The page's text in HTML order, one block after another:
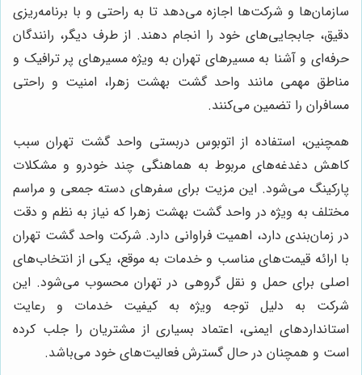
سازمان‌ها و شرکت‌ها اجازه می‌دهد تا به راحتی و با برنامه‌ریزی
دقیق، جابجایی‌های خود را انجام دهند. از طرف دیگر، رانندگان
حرفه‌ای و آشنا به مسیرهای تهران به ویژه مسیرهای پر ترافیک و
مناطق مهمی مانند واحد گشت بهشت زهرا، امنیت و راحتی
مسافران را تضمین می‌کنند.
همچنین، استفاده از اتوبوس دربستی واحد گشت تهران سبب
کاهش دغدغه‌های مربوط به هماهنگی چند خودرو و مشکلات
پارکینگ می‌شود. این مزیت برای سفرهای دسته جمعی و مراسم
مختلف به ویژه در واحد گشت بهشت زهرا که نیاز به نظم و دقت
در زمان‌بندی دارد، اهمیت فراوانی دارد. شرکت واحد گشت تهران
با ارائه قیمت‌های مناسب و خدمات به موقع، یکی از انتخاب‌های
اصلی برای حمل و نقل گروهی در تهران محسوب می‌شود. این
شرکت به دلیل توجه ویژه به کیفیت خدمات و رعایت
استانداردهای ایمنی، اعتماد بسیاری از مشتریان را جلب کرده
است و همچنان در حال گسترش فعالیت‌های خود می‌باشد.